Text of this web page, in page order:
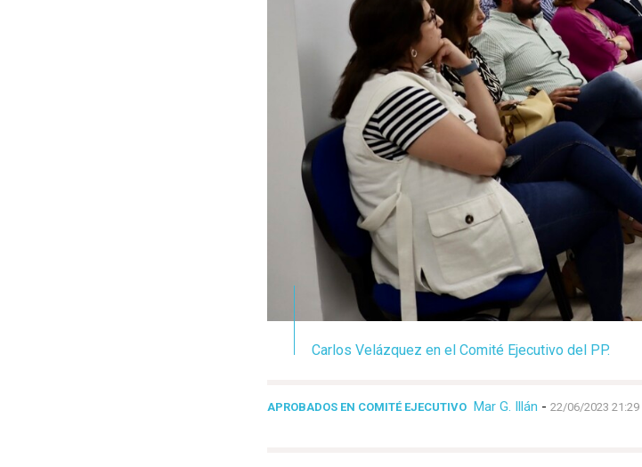
Carlos Velázquez en el Comité Ejecutivo del PP.
APROBADOS EN COMITÉ EJECUTIVO Mar G. Illán - 22/06/2023 21:29